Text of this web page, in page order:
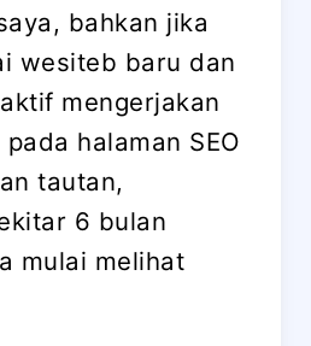
bahkan jika
wesiteb baru dan
mengerjakan
halaman SEO
tautan,
6 bulan
mulai melihat